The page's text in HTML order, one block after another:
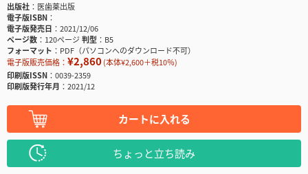
出版社
医歯薬出版
電子版ISBN
電子版発売日
2021/12/06
ページ数
120ページ判型
B5
フォーマット
PDF（パソコンへのダウンロード不可）
電子版販売価格： ¥2,860(本体¥2,600＋税10％)
印刷版ISSN
0039-2359
印刷版発行年月
2021/12
カートに入れる
ちょっと立ち読み